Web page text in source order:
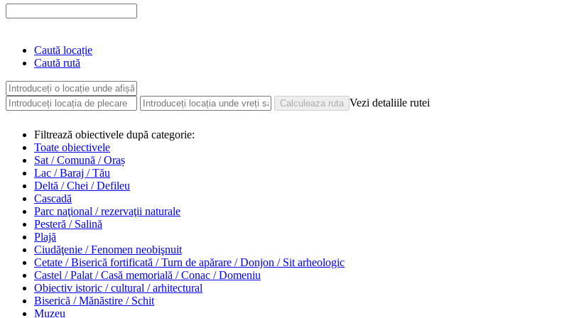
Caută locație
Caută rută
Vezi detaliile rutei
Filtrează obiectivele după categorie:
Toate obiectivele
Sat / Comună / Oraș
Lac / Baraj / Tău
Deltă / Chei / Defileu
Cascadă
Parc naţional / rezervaţii naturale
Pesteră / Salină
Plajă
Ciudăţenie / Fenomen neobişnuit
Cetate / Biserică fortificată / Turn de apărare / Donjon / Sit arheologic
Castel / Palat / Casă memorială / Conac / Domeniu
Obiectiv istoric / cultural / arhitectural
Biserică / Mănăstire / Schit
Muzeu